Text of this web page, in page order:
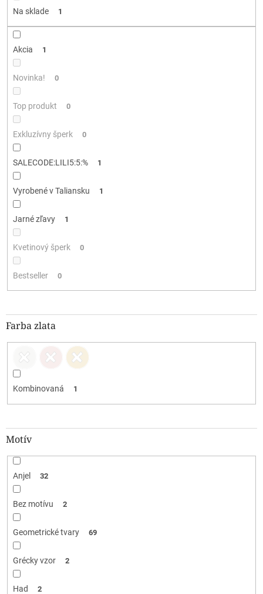
Na sklade 1
Akcia 1
Novinka! 0
Top produkt 0
Exkluzívny šperk 0
SALECODE:LILI5:5:% 1
Vyrobené v Taliansku 1
Jarné zľavy 1
Kvetinový šperk 0
Bestseller 0
Farba zlata
Kombinovaná 1
Motív
Anjel 32
Bez motívu 2
Geometrické tvary 69
Grécky vzor 2
Had 2